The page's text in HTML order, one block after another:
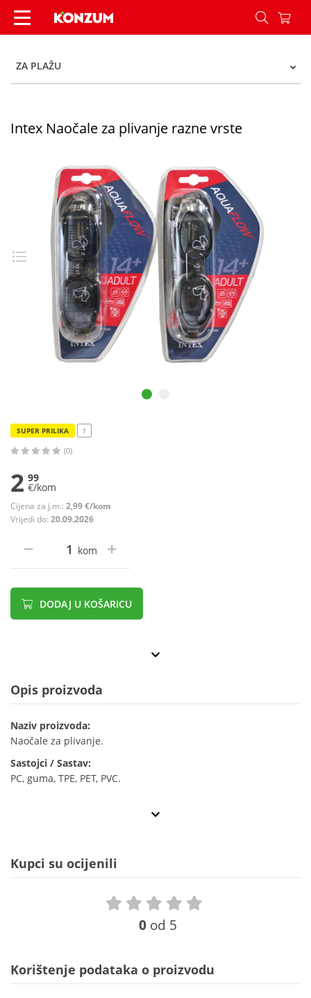
Intex Naočale za plivanje razne vrste - Konzum
ZA PLAŽU
Intex Naočale za plivanje razne vrste
SUPER PRILIKA !
(0)
2 99
€/kom
Cijena za j.m.: 2,99 €/kom
Vrijedi do: 20.09.2026
kom
DODAJ U KOŠARICU
Opis proizvoda
Naziv proizvoda:
Naočale za plivanje.
Sastojci / Sastav:
PC, guma, TPE, PET, PVC.
Kupci su ocijenili
0 od 5
Korištenje podataka o proizvodu